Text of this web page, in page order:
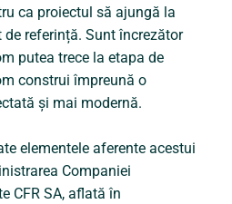
ca proiectul să ajungă la
referință. Sunt încrezător
putea trece la etapa de
construi împreună o
și mai modernă.
elementele aferente acestui
Companiei
CFR SA, aflată în